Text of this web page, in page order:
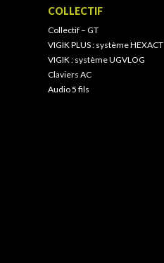
COLLECTIF
Collectif – GT
VIGIK PLUS : système HEXACT
VIGIK : système UGVLOG
Claviers AC
Audio 5 fils